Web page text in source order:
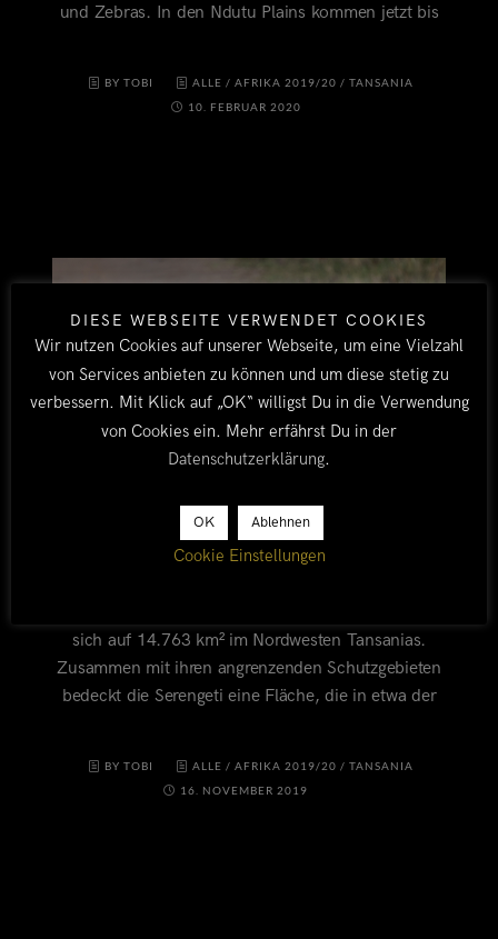
und Zebras. In den Ndutu Plains kommen jetzt bis
BY TOBI ALLE /AFRIKA 2019/20 /TANSANIA
10. FEBRUAR 2020
TOGORO PLAINS
sich auf 14.763 km² im Nordwesten Tansanias.
Zusammen mit ihren angrenzenden Schutzgebieten
bedeckt die Serengeti eine Fläche, die in etwa der
BY TOBI ALLE /AFRIKA 2019/20 /TANSANIA
16. NOVEMBER 2019
DIESE WEBSEITE VERWENDET COOKIES
Wir nutzen Cookies auf unserer Webseite, um eine Vielzahl
von Services anbieten zu können und um diese stetig zu
verbessern. Mit Klick auf „OK“ willigst Du in die Verwendung
von Cookies ein. Mehr erfährst Du in der
Datenschutzerklärung.
OK Ablehnen
Cookie Einstellungen